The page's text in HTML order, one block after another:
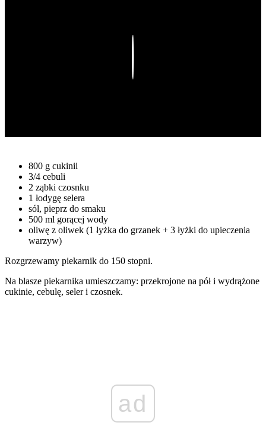
800 g cukinii
3/4 cebuli
2 ząbki czosnku
1 łodygę selera
sól, pieprz do smaku
500 ml gorącej wody
oliwę z oliwek (1 łyżka do grzanek + 3 łyżki do upieczenia
warzyw)
Rozgrzewamy piekarnik do 150 stopni.
Na blasze piekarnika umieszczamy: przekrojone na pół i wydrążone
cukinie, cebulę, seler i czosnek.
ad